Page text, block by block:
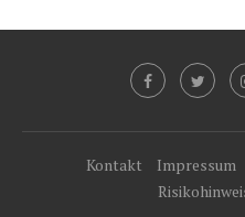
Kontakt Impressum